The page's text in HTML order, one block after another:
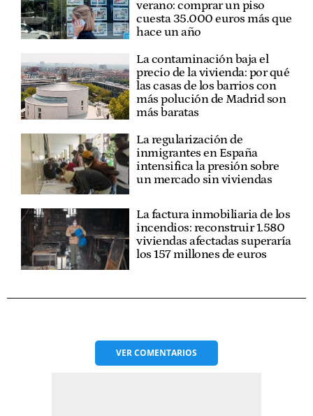
verano: comprar un piso
cuesta 35.000 euros más que
hace un año
La contaminación baja el
precio de la vivienda: por qué
las casas de los barrios con
más polución de Madrid son
más baratas
La regularización de
inmigrantes en España
intensifica la presión sobre
un mercado sin viviendas
La factura inmobiliaria de los
incendios: reconstruir 1.580
viviendas afectadas superaría
los 157 millones de euros
VERCOMENTARIOS